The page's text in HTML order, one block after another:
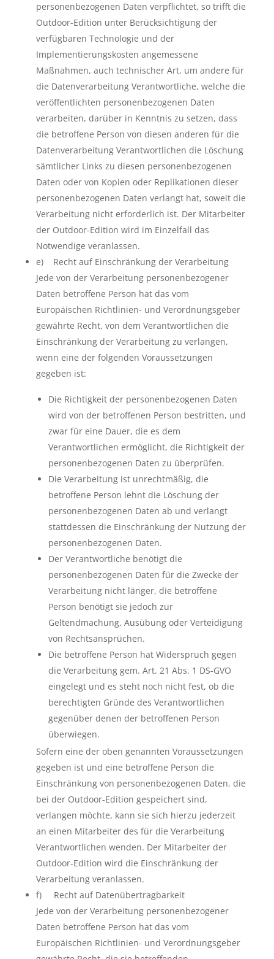
personenbezogenen Daten verpflichtet, so trifft die
Outdoor-Edition unter Berücksichtigung der
verfügbaren Technologie und der
Implementierungskosten angemessene
Maßnahmen, auch technischer Art, um andere für
die Datenverarbeitung Verantwortliche, welche die
veröffentlichten personenbezogenen Daten
verarbeiten, darüber in Kenntnis zu setzen, dass
die betroffene Person von diesen anderen für die
Datenverarbeitung Verantwortlichen die Löschung
sämtlicher Links zu diesen personenbezogenen
Daten oder von Kopien oder Replikationen dieser
personenbezogenen Daten verlangt hat, soweit die
Verarbeitung nicht erforderlich ist. Der Mitarbeiter
der Outdoor-Edition wird im Einzelfall das
Notwendige veranlassen.
e) Recht auf Einschränkung der Verarbeitung
Jede von der Verarbeitung personenbezogener
Daten betroffene Person hat das vom
Europäischen Richtlinien- und Verordnungsgeber
gewährte Recht, von dem Verantwortlichen die
Einschränkung der Verarbeitung zu verlangen,
wenn eine der folgenden Voraussetzungen
gegeben ist:
Die Richtigkeit der personenbezogenen Daten
wird von der betroffenen Person bestritten, und
zwar für eine Dauer, die es dem
Verantwortlichen ermöglicht, die Richtigkeit der
personenbezogenen Daten zu überprüfen.
Die Verarbeitung ist unrechtmäßig, die
betroffene Person lehnt die Löschung der
personenbezogenen Daten ab und verlangt
stattdessen die Einschränkung der Nutzung der
personenbezogenen Daten.
Der Verantwortliche benötigt die
personenbezogenen Daten für die Zwecke der
Verarbeitung nicht länger, die betroffene
Person benötigt sie jedoch zur
Geltendmachung, Ausübung oder Verteidigung
von Rechtsansprüchen.
Die betroffene Person hat Widerspruch gegen
die Verarbeitung gem. Art. 21 Abs. 1 DS-GVO
eingelegt und es steht noch nicht fest, ob die
berechtigten Gründe des Verantwortlichen
gegenüber denen der betroffenen Person
überwiegen.
Sofern eine der oben genannten Voraussetzungen
gegeben ist und eine betroffene Person die
Einschränkung von personenbezogenen Daten, die
bei der Outdoor-Edition gespeichert sind,
verlangen möchte, kann sie sich hierzu jederzeit
an einen Mitarbeiter des für die Verarbeitung
Verantwortlichen wenden. Der Mitarbeiter der
Outdoor-Edition wird die Einschränkung der
Verarbeitung veranlassen.
f) Recht auf Datenübertragbarkeit
Jede von der Verarbeitung personenbezogener
Daten betroffene Person hat das vom
Europäischen Richtlinien- und Verordnungsgeber